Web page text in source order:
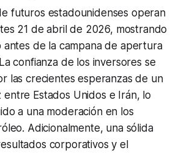
futuros estadounidenses operan
21 de abril de 2026, mostrando
antes de la campana de apertura
confianza de los inversores se
las crecientes esperanzas de un
Estados Unidos e Irán, lo
a una moderación en los
Adicionalmente, una sólida
corporativos y el